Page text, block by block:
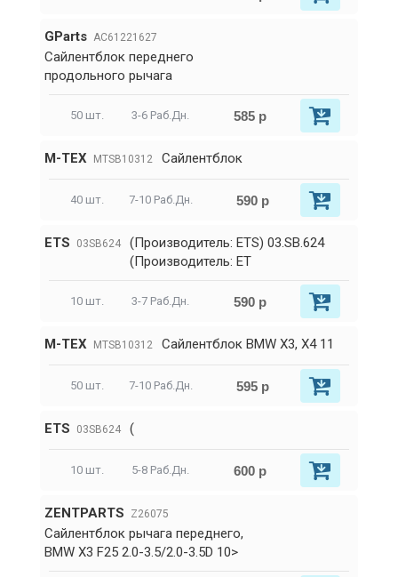
GParts AC61221627
Сайлентблок переднего
продольного рычага
50 шт. 3-6 Раб.Дн. 585 р
M-TEX MTSB10312 Сайлентблок
40 шт. 7-10 Раб.Дн. 590 р
ETS 03SB624
(Производитель: ETS) 03.SB.624
(Производитель: ET
10 шт. 3-7 Раб.Дн. 590 р
M-TEX MTSB10312 Сайлентблок BMW X3, X4 11
50 шт. 7-10 Раб.Дн. 595 р
ETS 03SB624 (
10 шт. 5-8 Раб.Дн. 600 р
ZENTPARTS Z26075
Сайлентблок рычага переднего,
BMW X3 F25 2.0-3.5/2.0-3.5D 10>